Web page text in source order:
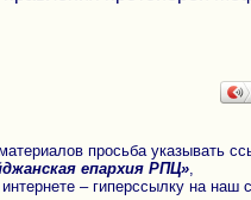
просьба указывать
епархия РПЦ»
– гиперссылку на наш